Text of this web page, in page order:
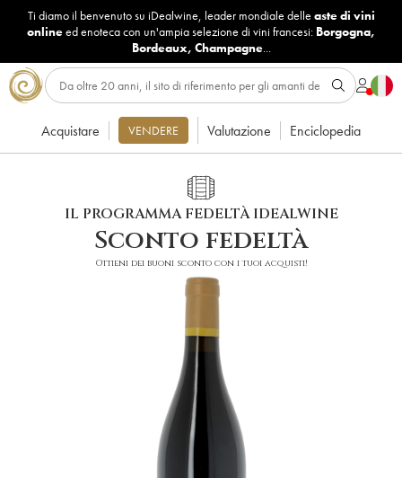
Ti diamo il benvenuto su iDealwine, leader mondiale delle aste di vini
onlineed enoteca con un'ampia selezione di vini francesi: Borgogna,
Bordeaux, Champagne...
Acquistare VENDERE Valutazione Enciclopedia
IL PROGRAMMA FEDELTÀ IDEALWINE
Sconto fedeltà
Ottieni dei buoni sconto con i tuoi acquisti!